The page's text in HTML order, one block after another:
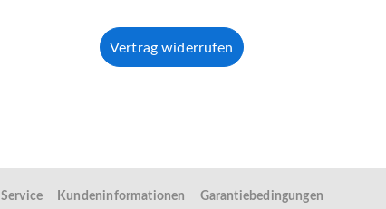
Vertrag widerrufen
Service Kundeninformationen Garantiebedingungen